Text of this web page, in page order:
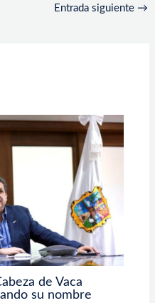
Entrada siguiente →
de Vaca
su nombre